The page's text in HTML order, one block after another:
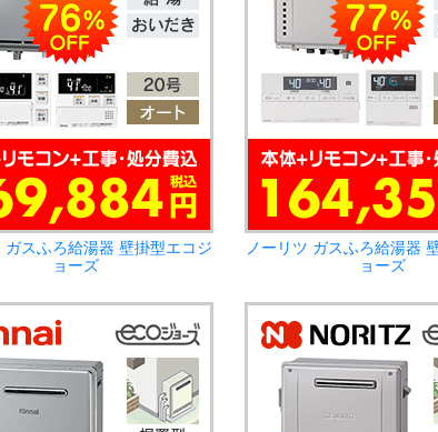
ガスふろ給湯器 壁掛型エコジ
ョーズ
ノーリツ ガスふろ給湯器
ョーズ